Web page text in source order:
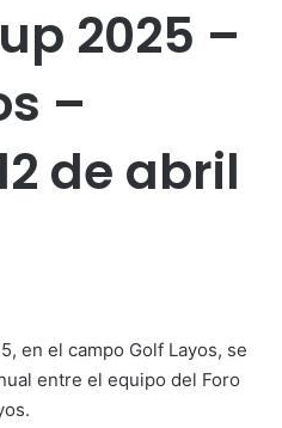
2025 –
–
de abril
en el campo Golf Layos, se
entre el equipo del Foro